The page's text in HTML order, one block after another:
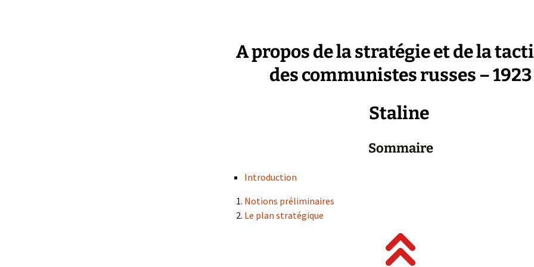
A propos de la stratégie et de la
des communistes russes – 1923
Staline
Sommaire
Introduction
Notions préliminaires
Le plan stratégique